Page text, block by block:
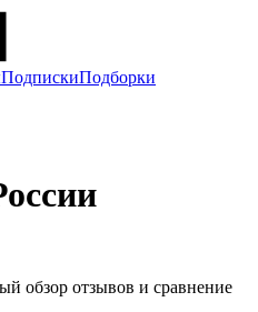
ПодпискиПодборки
обзор отзывов и сравнение